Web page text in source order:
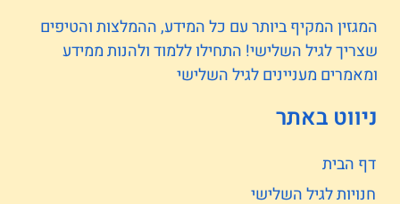
המגזין המקיף ביותר עם כל המידע, ההמלצות והטיפים
שצריך לגיל השלישי! התחילו ללמוד ולהנות ממידע
ומאמרים מעניינים לגיל השלישי
ניווט באתר
דף הבית
חנויות לגיל השלישי